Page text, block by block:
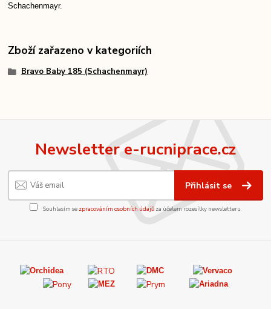
Schachenmayr.
Zboží zařazeno v kategoriích
Bravo Baby 185 (Schachenmayr)
Newsletter e-rucniprace.cz
Přihlásit se
Souhlasím se zpracováním osobních údajůza účelem rozesílky newsletteru.